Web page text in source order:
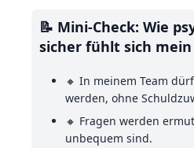
📝 Mini-Check: Wie
sicher fühlt sich mein
🔸 In meinem Team
werden, ohne
🔸 Fragen werden
unbequem sind.